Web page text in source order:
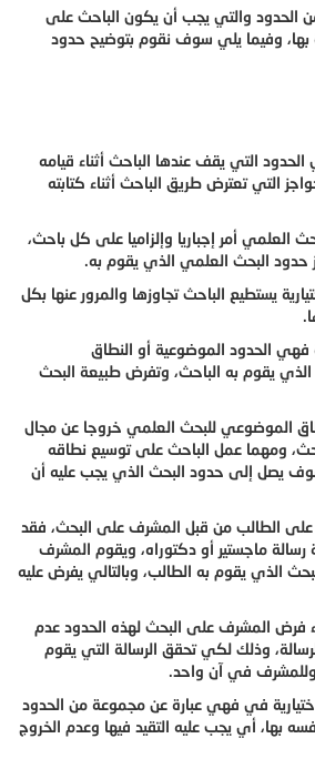
الحدود والتي يجب أن يكون الباحث على
بها، وفيما يلي سوف نقوم بتوضيح حدود
التي يقف عندها الباحث أثناء قيامه
التي تعترض طريق الباحث أثناء كتابته
العلمي أمر إجباريا وإلزاميا على كل باحث،
حدود البحث العلمي الذي يقوم به.
يستطيع الباحث تجاوزها والمرور عنها بكل
فهي الحدود الموضوعية أو النطاق
يقوم به الباحث، وتفرض طبيعة البحث
الموضوعي للبحث العلمي خروجا عن مجال
ومهما عمل الباحث على توسيع نطاقه
يصل إلى حدود البحث الذي يجب عليه أن
الطالب من قبل المشرف على البحث، فقد
ماجستير أو دكتوراه، ويقوم المشرف
الذي يقوم به الطالب، وبالتالي يفرض عليه
فرض المشرف على البحث لهذه الحدود عدم
وذلك لكي تحقق الرسالة التي يقوم
وللمشرف في آن واحد.
في فهي عبارة عن مجموعة من الحدود
بها، أي يجب عليه التقيد فيها وعدم الخروج